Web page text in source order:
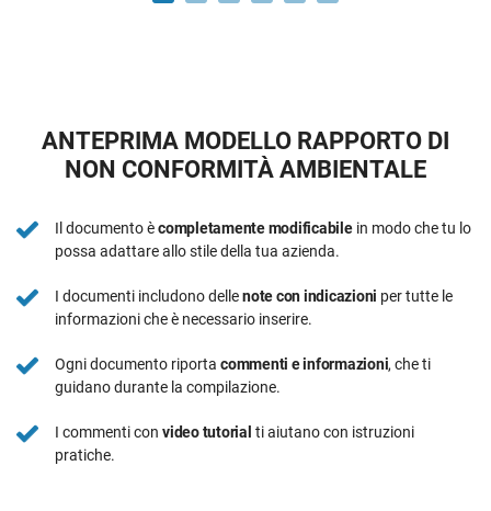
ANTEPRIMA MODELLO RAPPORTO DI
NON CONFORMITÀ AMBIENTALE
Il documento ècompletamente modificabilein modo che tu lo
possa adattare allo stile della tua azienda.
I documenti includono dellenote con indicazioni per tutte le
informazioni che è necessario inserire.
Ogni documento riporta commenti e informazioni, che ti
guidano durante la compilazione.
I commenti con video tutorial ti aiutano con istruzioni
pratiche.